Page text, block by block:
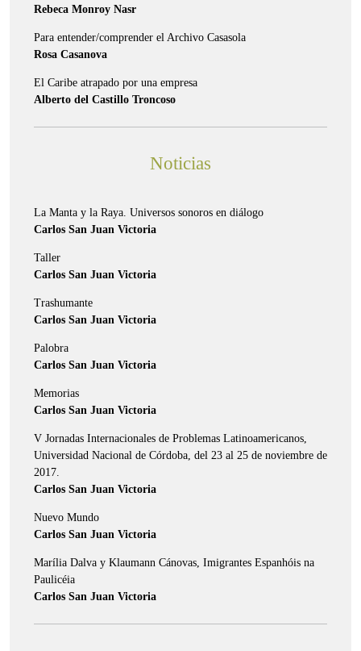
Rebeca Monroy Nasr
Para entender/comprender el Archivo Casasola
Rosa Casanova
El Caribe atrapado por una empresa
Alberto del Castillo Troncoso
Noticias
La Manta y la Raya. Universos sonoros en diálogo
Carlos San Juan Victoria
Taller
Carlos San Juan Victoria
Trashumante
Carlos San Juan Victoria
Palobra
Carlos San Juan Victoria
Memorias
Carlos San Juan Victoria
V Jornadas Internacionales de Problemas Latinoamericanos,
Universidad Nacional de Córdoba, del 23 al 25 de noviembre de
2017.
Carlos San Juan Victoria
Nuevo Mundo
Carlos San Juan Victoria
Marília Dalva y Klaumann Cánovas, Imigrantes Espanhóis na
Paulicéia
Carlos San Juan Victoria